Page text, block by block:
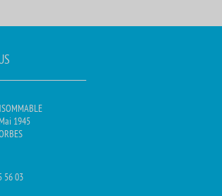
1945
56 03